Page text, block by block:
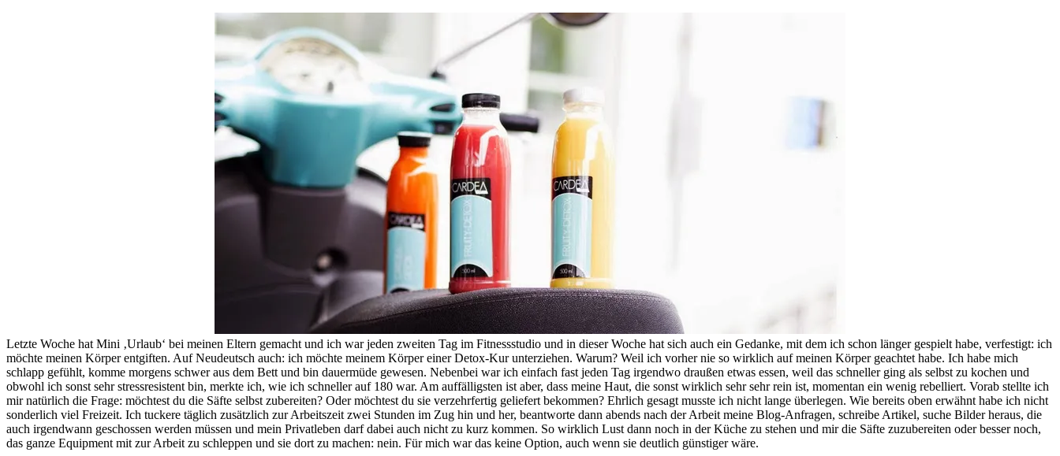
Letzte Woche hat Mini ‚Urlaub‘ bei meinen Eltern gemacht und ich war jeden zweiten Tag im Fitnessstudio und in dieser Woche hat sich auch ein Gedanke, mit dem ich schon länger gespielt habe, verfestigt: ich
möchte meinen Körper entgiften. Auf Neudeutsch auch: ich möchte meinem Körper einer Detox-Kur unterziehen. Warum? Weil ich vorher nie so wirklich auf meinen Körper geachtet habe. Ich habe mich
schlapp gefühlt, komme morgens schwer aus dem Bett und bin dauermüde gewesen. Nebenbei war ich einfach fast jeden Tag irgendwo draußen etwas essen, weil das schneller ging als selbst zu kochen und
obwohl ich sonst sehr stressresistent bin, merkte ich, wie ich schneller auf 180 war. Am auffälligsten ist aber, dass meine Haut, die sonst wirklich sehr sehr rein ist, momentan ein wenig rebelliert. Vorab stellte ich
mir natürlich die Frage: möchtest du die Säfte selbst zubereiten? Oder möchtest du sie verzehrfertig geliefert bekommen? Ehrlich gesagt musste ich nicht lange überlegen. Wie bereits oben erwähnt habe ich nicht
sonderlich viel Freizeit. Ich tuckere täglich zusätzlich zur Arbeitszeit zwei Stunden im Zug hin und her, beantworte dann abends nach der Arbeit meine Blog-Anfragen, schreibe Artikel, suche Bilder heraus, die
auch irgendwann geschossen werden müssen und mein Privatleben darf dabei auch nicht zu kurz kommen. So wirklich Lust dann noch in der Küche zu stehen und mir die Säfte zuzubereiten oder besser noch,
das ganze Equipment mit zur Arbeit zu schleppen und sie dort zu machen: nein. Für mich war das keine Option, auch wenn sie deutlich günstiger wäre.